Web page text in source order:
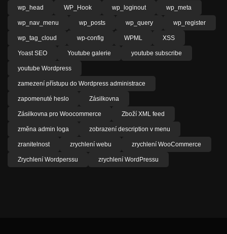
wp_head WP_Hook wp_loginout wp_meta
wp_nav_menu wp_posts wp_query wp_register
wp_tag_cloud wp-config WPML XSS
Yoast SEO Youtube galerie youtube subscribe
youtube Wordpress
zamezení přístupu do Wordpress administrace
zapomenuté heslo Zásilkovna
Zásilkovna pro Woocommerce Zboží XML feed
změna admin loga zobrazení description v menu
zranitelnost zrychlení webu zrychlení WooCommerce
Zrychlení Wordperssu zrychlení WordPressu